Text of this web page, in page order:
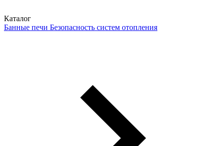
Каталог
Банные печи Безопасность систем отопления